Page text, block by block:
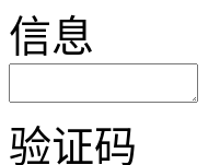
信息
验证码